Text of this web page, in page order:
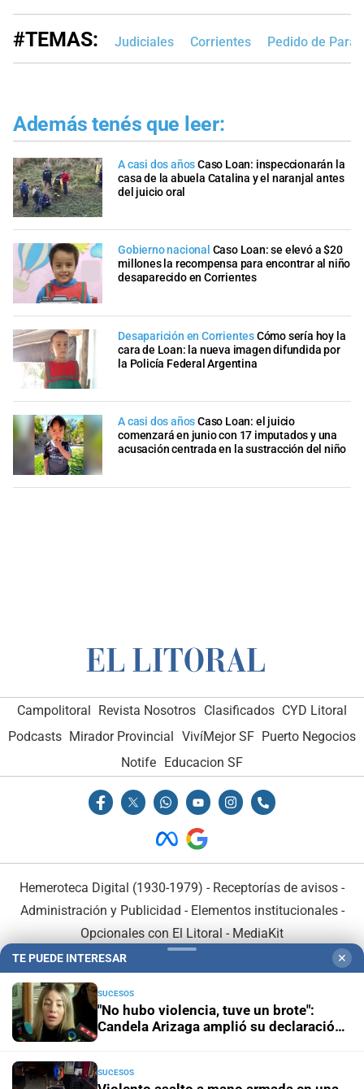
#TEMAS: Judiciales Corrientes Pedido de
Además tenés que leer:
A casi dos añosCaso Loan: inspeccionarán la
casa de la abuela Catalina y el naranjal antes
del juicio oral
Gobierno nacional Caso Loan: se elevó a $20
millones la recompensa para encontrar al niño
desaparecido en Corrientes
Desaparición en CorrientesCómo sería hoy la
cara de Loan: la nueva imagen difundida por
la Policía Federal Argentina
A casi dos añosCaso Loan: el juicio
comenzará en junio con 17 imputados y una
acusación centrada en la sustracción del niño
Campolitoral Revista Nosotros Clasificados CYD Litoral
Podcasts Mirador Provincial VivíMejor SF Puerto Negocios
Notife
Educacion SF
Hemeroteca Digital (1930-1979) - Receptorías de avisos -
Administración y Publicidad - Elementos institucionales-
Opcionales con El Litoral - MediaKit
En Asociación con:
TE PUEDE INTERESAR ✕
SUCESOS
"No hubo violencia, tuve un brote":
Candela Arizaga amplió su declaración
SUCESOS